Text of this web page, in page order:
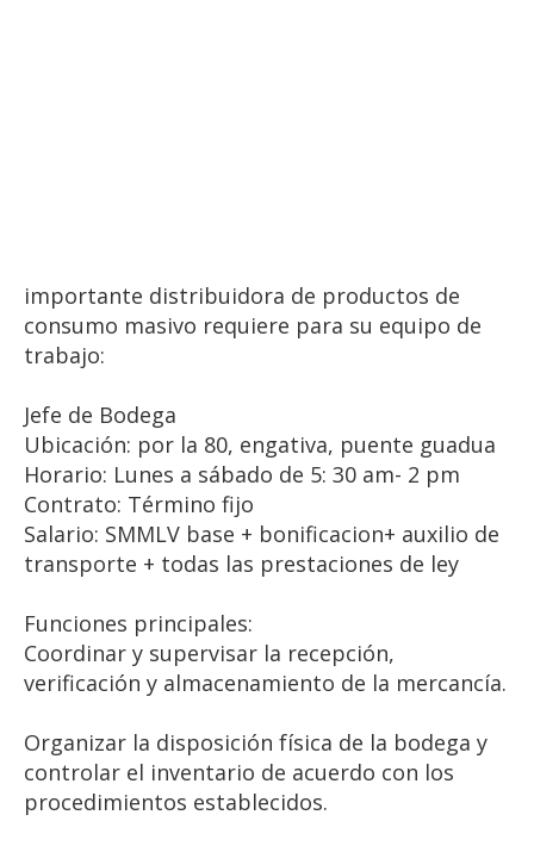
importante distribuidora de productos de
consumo masivo requiere para su equipo de
trabajo:
Jefe de Bodega
Ubicación: por la 80, engativa, puente guadua
Horario: Lunes a sábado de 5: 30 am- 2 pm
Contrato: Término fijo
Salario: SMMLV base + bonificacion+ auxilio de
transporte + todas las prestaciones de ley
Funciones principales:
Coordinar y supervisar la recepción,
verificación y almacenamiento de la mercancía.
Organizar la disposición física de la bodega y
controlar el inventario de acuerdo con los
procedimientos establecidos.